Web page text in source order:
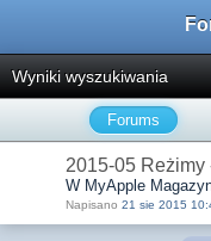
Wyniki wyszukiwania
Forums
2015-05 Reżimy
W MyApple
Napisano 21 sie 2015